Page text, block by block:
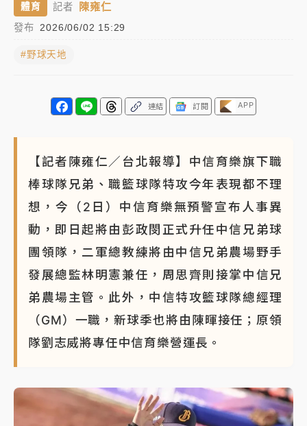
中颱白海豚環流掠北海！今明防劇烈降雨 東部高溫飆
38度
周末精選｜
本周爆款短影音｜ 柯文哲帶電子手鐶拄拐杖現身／周玉
蔻蔡玉真開撕爆料
任 預算難關如何解？
蔣萬安的建中同學！47歲法律學霸戰桃園 公開上任首
要3件事
體育 記者 陳雍仁
發布 2026/06/02 15:29
#野球天地
連結 訂閱 APP
【記者陳雍仁／台北報導】中信育樂旗下職
棒球隊兄弟、職籃球隊特攻今年表現都不理
想，今（2日）中信育樂無預警宣布人事異
動，即日起將由彭政閔正式升任中信兄弟球
團領隊，二軍總教練將由中信兄弟農場野手
發展總監林明憲兼任，周思齊則接掌中信兄
弟農場主管。此外，中信特攻籃球隊總經理
（GM）一職，新球季也將由陳暉接任；原領
隊劉志威將專任中信育樂營運長。